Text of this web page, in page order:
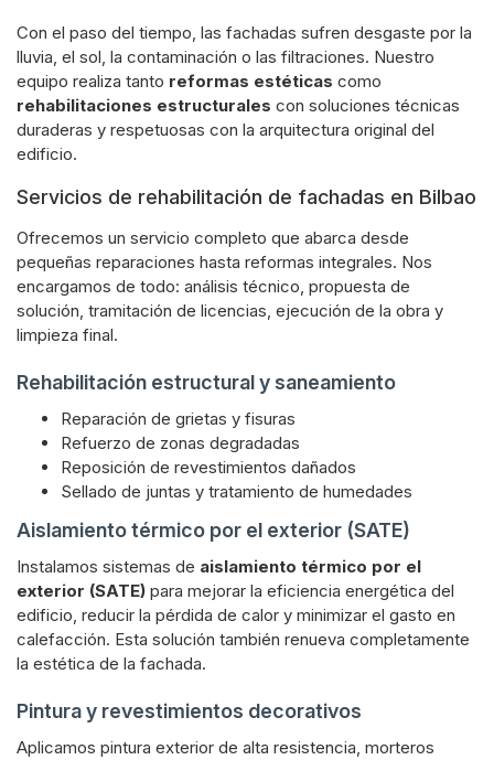
Con el paso del tiempo, las fachadas sufren desgaste por la
lluvia, el sol, la contaminación o las filtraciones. Nuestro
equipo realiza tanto reformas estéticas como
rehabilitaciones estructurales con soluciones técnicas
duraderas y respetuosas con la arquitectura original del
edificio.
Servicios de rehabilitación de fachadas en Bilbao
Ofrecemos un servicio completo que abarca desde
pequeñas reparaciones hasta reformas integrales. Nos
encargamos de todo: análisis técnico, propuesta de
solución, tramitación de licencias, ejecución de la obra y
limpieza final.
Rehabilitación estructural y saneamiento
Reparación de grietas y fisuras
Refuerzo de zonas degradadas
Reposición de revestimientos dañados
Sellado de juntas y tratamiento de humedades
Aislamiento térmico por el exterior (SATE)
Instalamos sistemas de aislamiento térmico por el
exterior (SATE) para mejorar la eficiencia energética del
edificio, reducir la pérdida de calor y minimizar el gasto en
calefacción. Esta solución también renueva completamente
la estética de la fachada.
Pintura y revestimientos decorativos
Aplicamos pintura exterior de alta resistencia, morteros